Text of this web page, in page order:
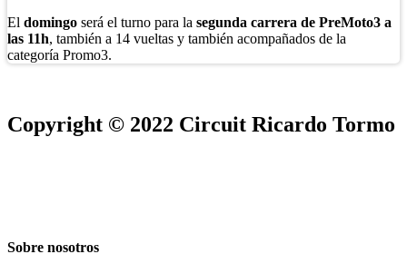
El domingo será el turno para la segunda carrera de PreMoto3 a
las 11h, también a 14 vueltas y también acompañados de la
categoría Promo3.
Copyright © 2022 Circuit Ricardo Tormo
Sobre nosotros